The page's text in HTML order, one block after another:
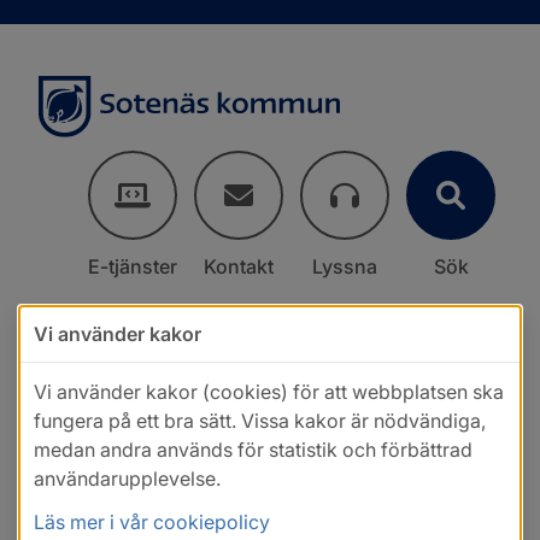
E-tjänster Kontakt Lyssna Sök
Vi använder kakor
Vi använder kakor (cookies) för att webbplatsen ska
fungera på ett bra sätt. Vissa kakor är nödvändiga,
medan andra används för statistik och förbättrad
användarupplevelse.
Läs mer i vår cookiepolicy